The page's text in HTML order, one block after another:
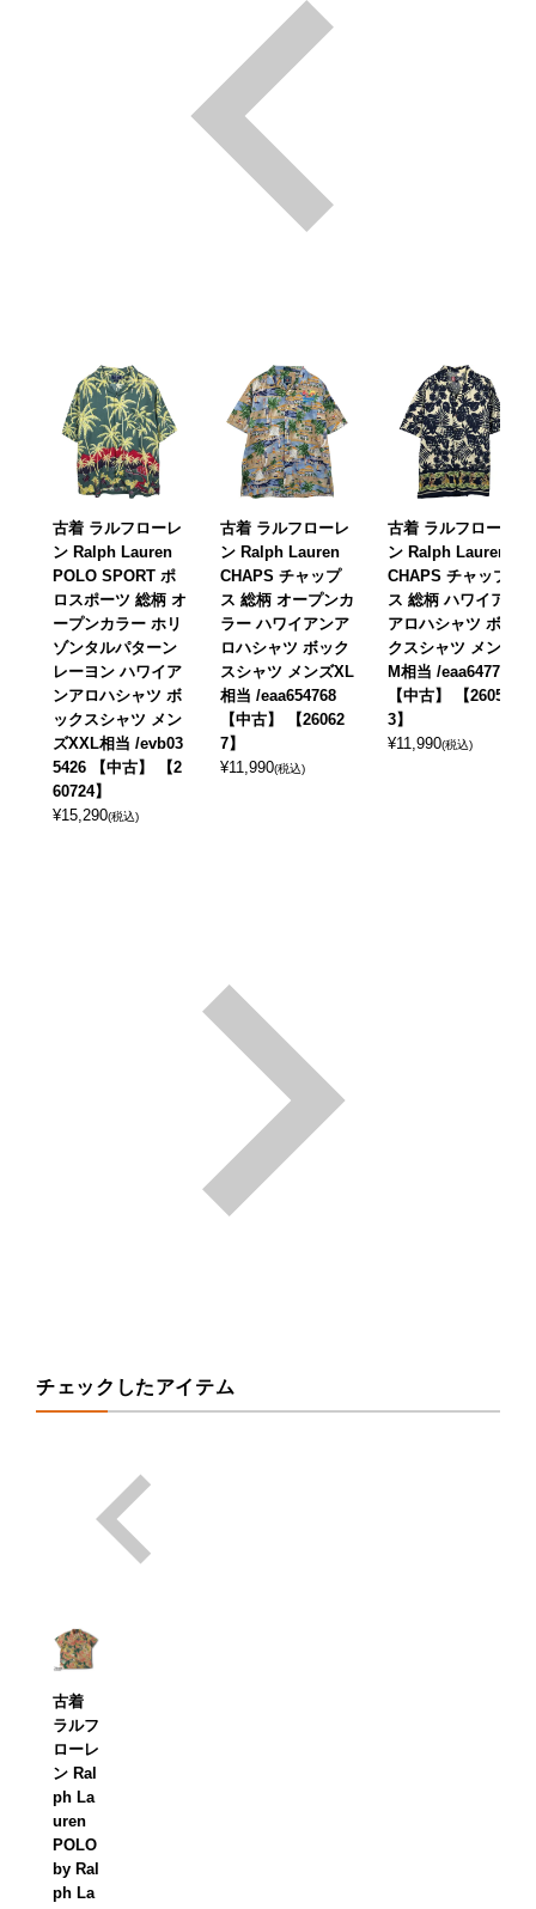
古着 ラルフローレ
ン Ralph Lauren
POLO SPORT ポ
ロスポーツ 総柄 オ
ープンカラー ホリ
ゾンタルパターン
レーヨン ハワイア
ンアロハシャツ ボ
ックスシャツ メン
ズXXL相当 /evb03
5426 【中古】 【2
60724】
¥15,290(税込)
古着 ラルフローレ
ン Ralph Lauren
CHAPS チャップ
ス 総柄 オープンカ
ラー ハワイアンア
ロハシャツ ボック
スシャツ メンズXL
相当 /eaa654768
【中古】 【26062
7】
¥11,990(税込)
古着 ラルフローレ
ン Ralph Lauren
CHAPS チャップ
ス 総柄 ハワイアン
アロハシャツ ボッ
クスシャツ メンズ
M相当 /eaa647724
【中古】 【26052
3】
¥11,990(税込)
チェックしたアイテム
古着
ラルフ
ローレ
ン Ral
ph La
uren
POLO
by Ral
ph La